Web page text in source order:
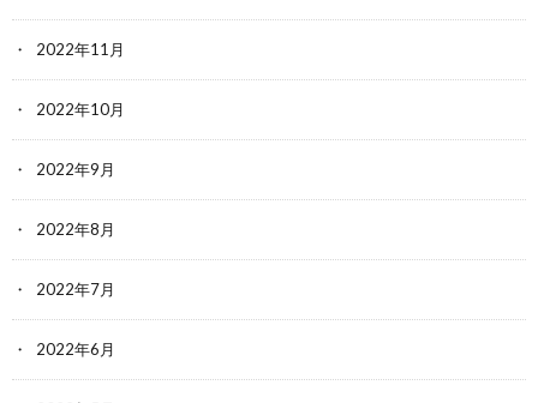
2022年11月
2022年10月
2022年9月
2022年8月
2022年7月
2022年6月